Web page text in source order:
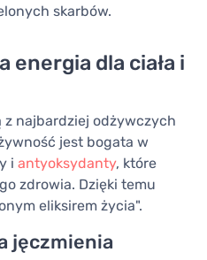
skarbów.
energia dla ciała i
z najbardziej odżywczych
jest bogata w
i antyoksydanty, które
zdrowia. Dzięki temu
eliksirem życia".
jęczmienia